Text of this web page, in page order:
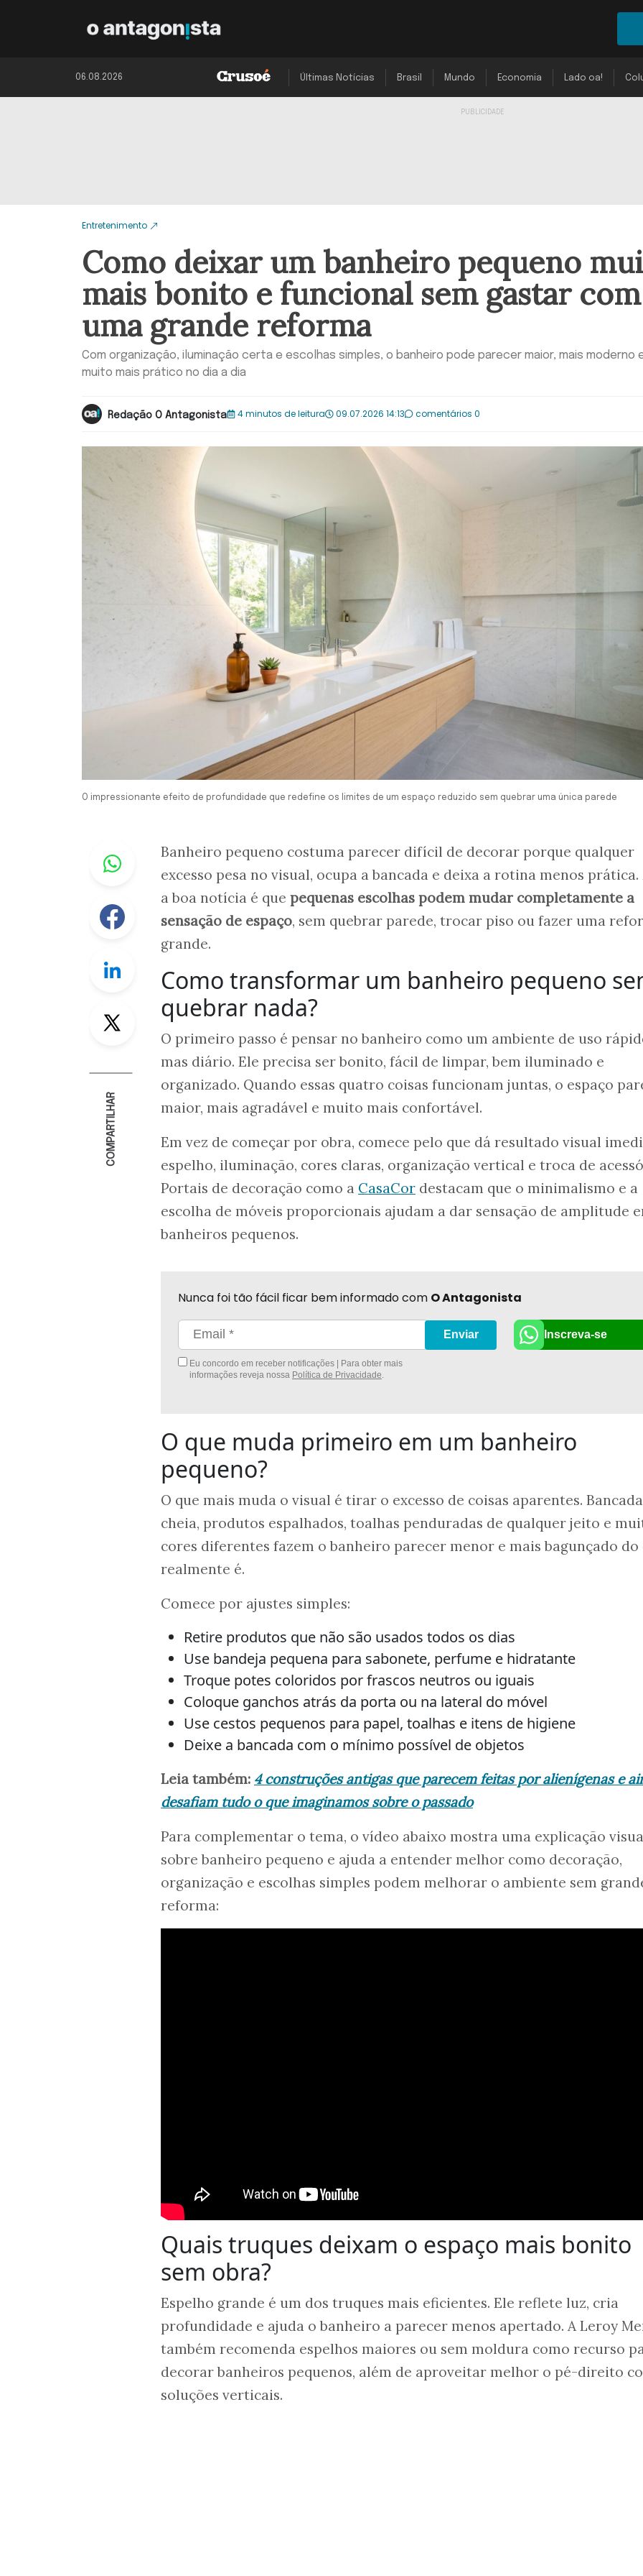
06.08.2026 Últimas Notícias Brasil Mundo Economia Lado oa!
Entretenimento
Como deixar um banheiro pequeno
mais bonito e funcional sem gastar com
uma grande reforma
Com organização, iluminação certa e escolhas simples, o banheiro pode parecer maior, mais moderno
muito mais prático no dia a dia
Redação O Antagonista 4 minutos de leitura 09.07.2026 14:13 comentários 0
O impressionante efeito de profundidade que redefine os limites de um espaço reduzido sem quebrar uma única parede
Whastapp
Facebook
Linkedin
Twitter
COMPARTILHAR
Banheiro pequeno costuma parecer difícil de decorar porque qualquer
excesso pesa no visual, ocupa a bancada e deixa a rotina menos prática.
a boa notícia é que pequenas escolhas podem mudar completamente a
sensação de espaço, sem quebrar parede, trocar piso ou fazer uma
grande.
Como transformar um banheiro pequeno
quebrar nada?
O primeiro passo é pensar no banheiro como um ambiente de uso
mas diário. Ele precisa ser bonito, fácil de limpar, bem iluminado e
organizado. Quando essas quatro coisas funcionam juntas, o espaço
maior, mais agradável e muito mais confortável.
Em vez de começar por obra, comece pelo que dá resultado visual
espelho, iluminação, cores claras, organização vertical e troca de
Portais de decoração como a CasaCor destacam que o minimalismo e a
escolha de móveis proporcionais ajudam a dar sensação de amplitude
banheiros pequenos.
Nunca foi tão fácil ficar bem informado com O Antagonista
Eu concordo em receber notificações | Para obter mais
informações reveja nossa Política de Privacidade
Enviar Inscreva-se
O que muda primeiro em um banheiro
pequeno?
O que mais muda o visual é tirar o excesso de coisas aparentes. Bancada
cheia, produtos espalhados, toalhas penduradas de qualquer jeito e
cores diferentes fazem o banheiro parecer menor e mais bagunçado do
realmente é.
Comece por ajustes simples:
Retire produtos que não são usados todos os dias
Use bandeja pequena para sabonete, perfume e hidratante
Troque potes coloridos por frascos neutros ou iguais
Coloque ganchos atrás da porta ou na lateral do móvel
Use cestos pequenos para papel, toalhas e itens de higiene
Deixe a bancada com o mínimo possível de objetos
Leia também: 4 construções antigas que parecem feitas por alienígenas e
desafiam tudo o que imaginamos sobre o passado
Para complementar o tema, o vídeo abaixo mostra uma explicação
sobre banheiro pequeno e ajuda a entender melhor como decoração,
organização e escolhas simples podem melhorar o ambiente sem
reforma:
Quais truques deixam o espaço mais bonito
sem obra?
Espelho grande é um dos truques mais eficientes. Ele reflete luz, cria
profundidade e ajuda o banheiro a parecer menos apertado. A Leroy
também recomenda espelhos maiores ou sem moldura como recurso
decorar banheiros pequenos, além de aproveitar melhor o pé-direito
soluções verticais.